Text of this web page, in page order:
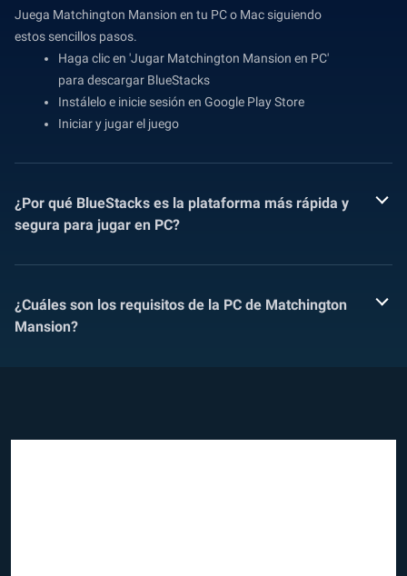
Juega Matchington Mansion en tu PC o Mac siguiendo
estos sencillos pasos.
Haga clic en 'Jugar Matchington Mansion en PC'
para descargar BlueStacks
Instálelo e inicie sesión en Google Play Store
Iniciar y jugar el juego
¿Por qué BlueStacks es la plataforma más rápida y
segura para jugar en PC?
¿Cuáles son los requisitos de la PC de Matchington
Mansion?